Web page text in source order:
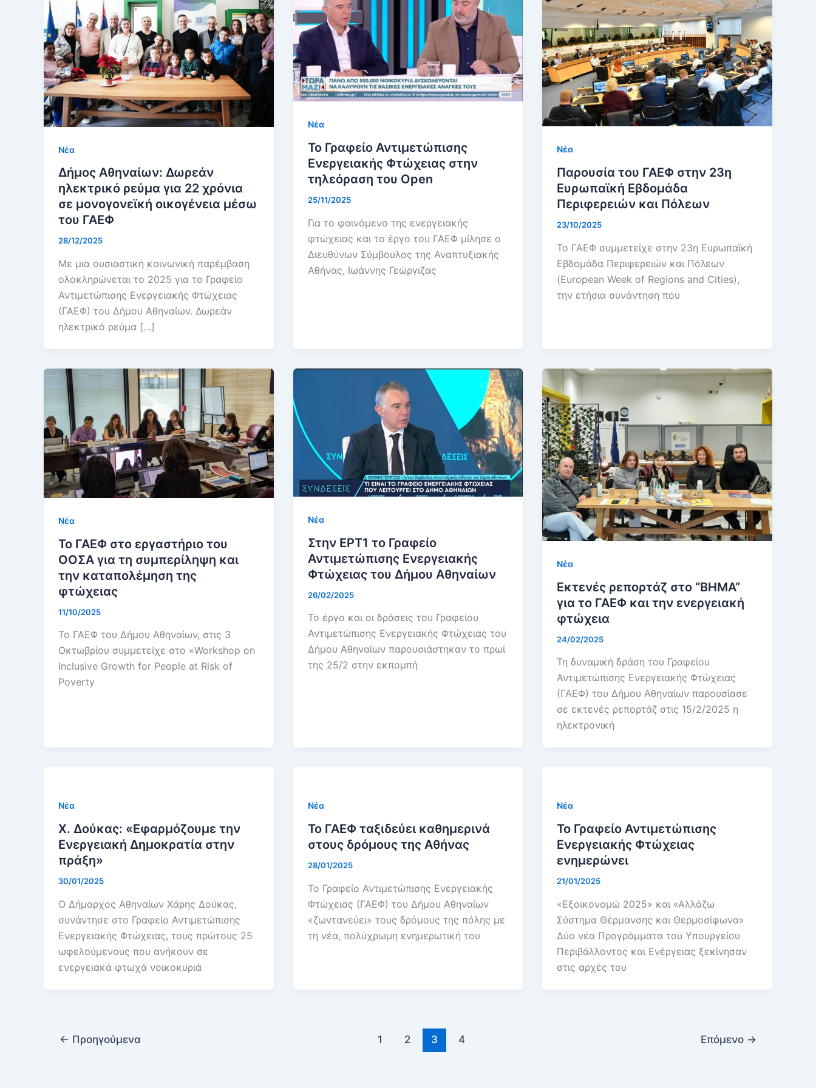
Νέα
Δήμος Αθηναίων: Δωρεάν
ηλεκτρικό ρεύμα για 22 χρόνια
σε μονογονεϊκή οικογένεια μέσω
του ΓΑΕΦ
28/12/2025
Με μια ουσιαστική κοινωνική παρέμβαση
ολοκληρώνεται το 2025 για το Γραφείο
Αντιμετώπισης Ενεργειακής Φτώχειας
(ΓΑΕΦ) του Δήμου Αθηναίων. Δωρεάν
ηλεκτρικό ρεύμα […]
Νέα
Το Γραφείο Αντιμετώπισης
Ενεργειακής Φτώχειας στην
τηλεόραση του Open
25/11/2025
Για το φαινόμενο της ενεργειακής
φτώχειας και το έργο του ΓΑΕΦ μίλησε ο
Διευθύνων Σύμβουλος της Αναπτυξιακής
Αθήνας, Ιωάννης Γεώργιζας
Νέα
Παρουσία του ΓΑΕΦ στην 23η
Ευρωπαϊκή Εβδομάδα
Περιφερειών και Πόλεων
23/10/2025
Το ΓΑΕΦ συμμετείχε στην 23η Ευρωπαϊκή
Εβδομάδα Περιφερειών και Πόλεων
(European Week of Regions and Cities),
την ετήσια συνάντηση που
Νέα
Το ΓΑΕΦ στο εργαστήριο του
ΟΟΣΑ για τη συμπερίληψη και
την καταπολέμηση της
φτώχειας
11/10/2025
Το ΓΑΕΦ του Δήμου Αθηναίων, στις 3
Οκτωβρίου συμμετείχε στο «Workshop on
Inclusive Growth for People at Risk of
Poverty
Νέα
Στην ΕΡΤ1 το Γραφείο
Αντιμετώπισης Ενεργειακής
Φτώχειας του Δήμου Αθηναίων
26/02/2025
Το έργο και οι δράσεις του Γραφείου
Αντιμετώπισης Ενεργειακής Φτώχειας του
Δήμου Αθηναίων παρουσιάστηκαν το πρωί
της 25/2 στην εκπομπή
Νέα
Εκτενές ρεπορτάζ στο “ΒΗΜΑ”
για το ΓΑΕΦ και την ενεργειακή
φτώχεια
24/02/2025
Τη δυναμική δράση του Γραφείου
Αντιμετώπισης Ενεργειακής Φτώχειας
(ΓΑΕΦ) του Δήμου Αθηναίων παρουσίασε
σε εκτενές ρεπορτάζ στις 15/2/2025 η
ηλεκτρονική
Νέα
Χ. Δούκας: «Εφαρμόζουμε την
Ενεργειακή Δημοκρατία στην
πράξη»
30/01/2025
Ο Δήμαρχος Αθηναίων Χάρης Δούκας,
συνάντησε στο Γραφείο Αντιμετώπισης
Ενεργειακής Φτώχειας, τους πρώτους 25
ωφελούμενους που ανήκουν σε
ενεργειακά φτωχά νοικοκυριά
Νέα
Το ΓΑΕΦ ταξιδεύει καθημερινά
στους δρόμους της Αθήνας
28/01/2025
Το Γραφείο Αντιμετώπισης Ενεργειακής
Φτώχειας (ΓΑΕΦ) του Δήμου Αθηναίων
«ζωντανεύει» τους δρόμους της πόλης με
τη νέα, πολύχρωμη ενημερωτική του
Νέα
Το Γραφείo Αντιμετώπισης
Ενεργειακής Φτώχειας
ενημερώνει
21/01/2025
«Εξοικονομώ 2025» και «Αλλάζω
Σύστημα Θέρμανσης και Θερμοσίφωνα»
Δύο νέα Προγράμματα του Υπουργείου
Περιβάλλοντος και Ενέργειας ξεκίνησαν
στις αρχές του
← Προηγούμενα 1 2 3 4 Επόμενο →